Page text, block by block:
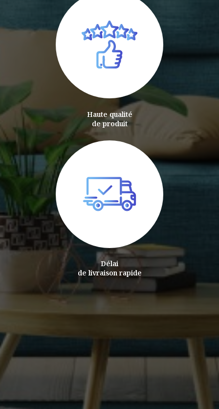
Haute qualité
de produit
Délai
de livraison rapide